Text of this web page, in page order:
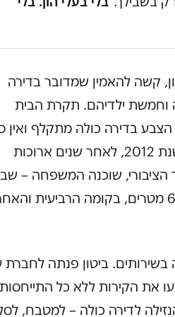
קשה להאמין שמדובר בדירה
ילדיהם. תקרת הבית
בדירה כולה מתקלף ואין
כי הנכס לא ראוי למגורי אדם. בשנת 2012, לאחר שנים ארוכות
הציבורי, שוכנה המשפחה –
נפשות, כאמור – בדירה בגודל 60 מטרים, בקומה הרביעית
ביטון פנתה לחברת
את הקירות ללא כל התייחסות
לדירה כולה – למטבח,